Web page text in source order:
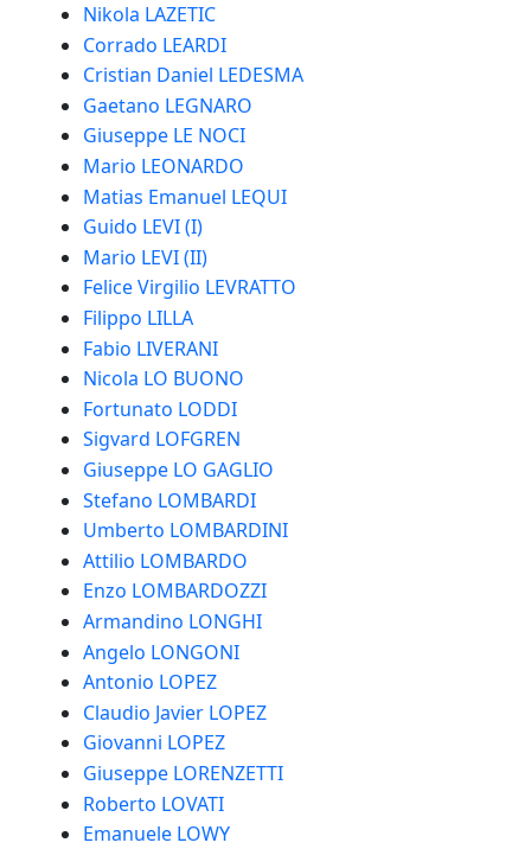
Nikola LAZETIC
Corrado LEARDI
Cristian Daniel LEDESMA
Gaetano LEGNARO
Giuseppe LE NOCI
Mario LEONARDO
Matias Emanuel LEQUI
Guido LEVI (I)
Mario LEVI (II)
Felice Virgilio LEVRATTO
Filippo LILLA
Fabio LIVERANI
Nicola LO BUONO
Fortunato LODDI
Sigvard LOFGREN
Giuseppe LO GAGLIO
Stefano LOMBARDI
Umberto LOMBARDINI
Attilio LOMBARDO
Enzo LOMBARDOZZI
Armandino LONGHI
Angelo LONGONI
Antonio LOPEZ
Claudio Javier LOPEZ
Giovanni LOPEZ
Giuseppe LORENZETTI
Roberto LOVATI
Emanuele LOWY